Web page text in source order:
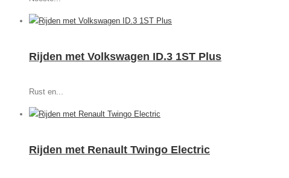
Rijden met Volkswagen ID.3 1ST Plus
Rust en...
Rijden met Renault Twingo Electric